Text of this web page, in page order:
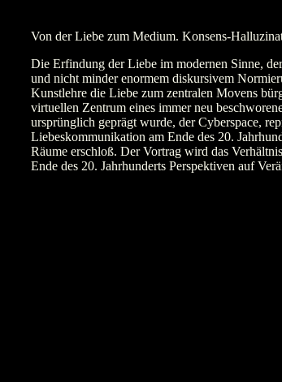
Von der Liebe zum Medium. Konsens-
Die Erfindung der Liebe im modernen Sinne,
und nicht minder enormem diskursivem
Kunstlehre die Liebe zum zentralen Movens
virtuellen Zentrum eines immer neu
ursprünglich geprägt wurde, der Cyberspace,
Liebeskommunikation am Ende des 20.
Räume erschloß. Der Vortrag wird das
Ende des 20. Jahrhunderts Perspektiven auf